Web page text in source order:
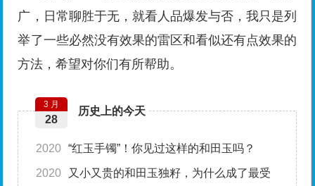
广，日常聊胜于无，就看人品爆发与否，我只是列
举了一些必然没有效果的雷区和看似还有点效果的
方法，希望对你们有所帮助。
历史上的今天
3 月
28
2020 “红玉手镯”！你见过这样的和田玉吗？
2020 又小又贵的和田玉独籽，为什么成了最受